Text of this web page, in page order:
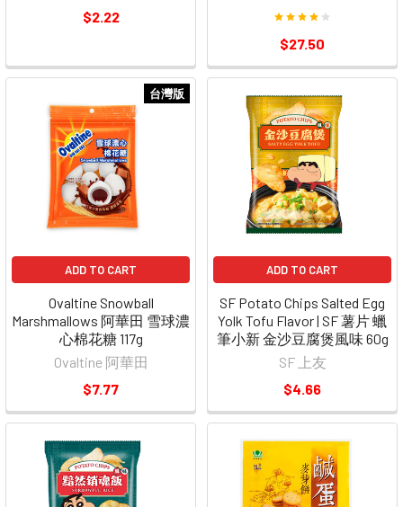
$2.22
$27.50
台灣版
ADD TO CART
Ovaltine Snowball
Marshmallows 阿華田 雪球濃
心棉花糖 117g
Ovaltine 阿華田
$7.77
ADD TO CART
SF Potato Chips Salted Egg
Yolk Tofu Flavor | SF 薯片 蠟
筆小新 金沙豆腐煲風味 60g
SF 上友
$4.66